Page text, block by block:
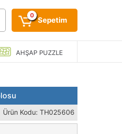
0
Sepetim
AHŞAPPUZZLE
Ürün Kodu: TH025606